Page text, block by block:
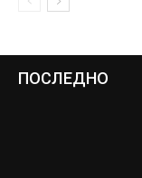
ПОСЛЕДНО